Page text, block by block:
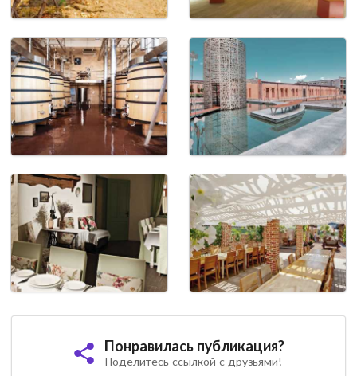
Понравилась публикация?
Поделитесь ссылкой с друзьями!